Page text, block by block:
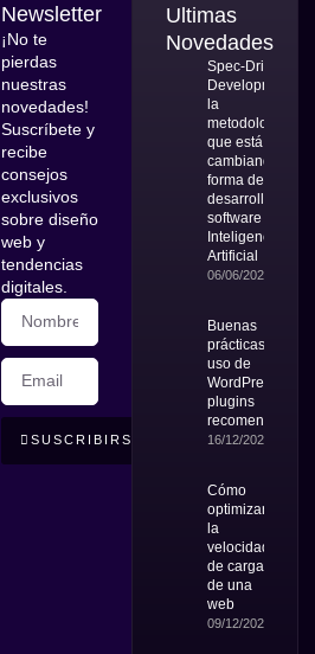
Newsletter
¡No te
pierdas
nuestras
novedades!
Suscríbete y
recibe
consejos
exclusivos
sobre diseño
web y
tendencias
digitales.
SUSCRIBIRSE
Ultimas
Novedades
Spec-Driven
Development:
la
metodología
que está
cambiando la
forma de
desarrollar
software con
Inteligencia
Artificial
06/06/2026
Buenas
prácticas en el
uso de
WordPress y
plugins
recomendados
16/12/2024
Cómo
optimizar
la
velocidad
de carga
de una
web
09/12/2024